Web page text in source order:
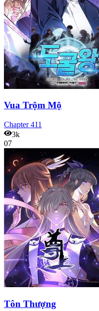
Vua Trộm Mộ
Chapter411
3k
07
Tôn Thượng